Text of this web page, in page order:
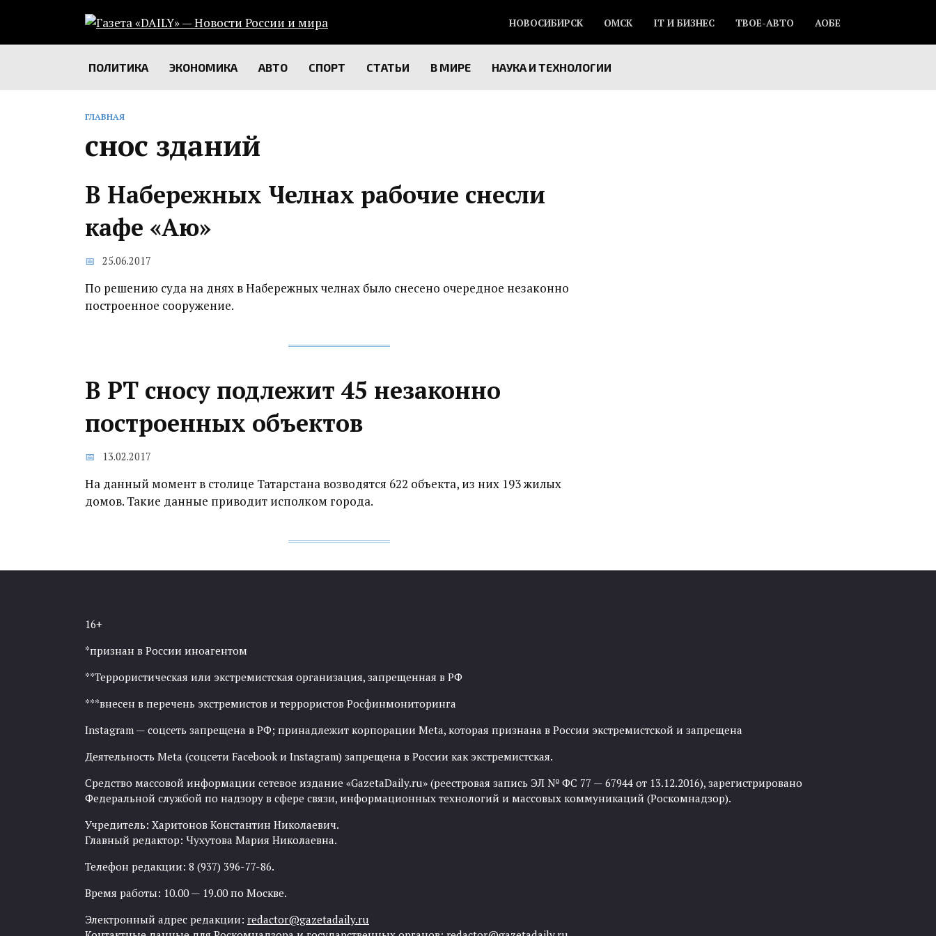
содержанию
НОВОСИБИРСК ОМСК IT И БИЗНЕС ТВОЕ-АВТО АОБЕ
ПОЛИТИКА ЭКОНОМИКА АВТО СПОРТ СТАТЬИ В МИРЕ НАУКА И ТЕХНОЛОГИИ
ГЛАВНАЯ
снос зданий
В Набережных Челнах рабочие снесли
кафе «Аю»
25.06.2017
По решению суда на днях в Набережных челнах было снесено очередное незаконно
построенное сооружение.
В РТ сносу подлежит 45 незаконно
построенных объектов
13.02.2017
На данный момент в столице Татарстана возводятся 622 объекта, из них 193 жилых
домов. Такие данные приводит исполком города.
16+
*признан в России иноагентом
**Террористическая или экстремистская организация, запрещенная в РФ
***внесен в перечень экстремистов и террористов Росфинмониторинга
Instagram — соцсеть запрещена в РФ; принадлежит корпорации Meta, которая признана в России экстремистской и запрещена
Деятельность Meta (соцсети Facebook и Instagram) запрещена в России как экстремистская.
Средство массовой информации сетевое издание «GazetaDaily.ru» (реестровая запись ЭЛ № ФС 77 — 67944 от 13.12.2016), зарегистрировано
Федеральной службой по надзору в сфере связи, информационных технологий и массовых коммуникаций (Роскомнадзор).
Учредитель: Харитонов Константин Николаевич.
Главный редактор: Чухутова Мария Николаевна.
Телефон редакции: 8 (937) 396-77-86.
Время работы: 10.00 — 19.00 по Москве.
Электронный адрес редакции: redactor@gazetadaily.ru